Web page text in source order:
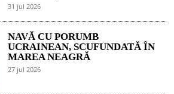
31 jul 2026
NAVĂ CU PORUMB
UCRAINEAN, SCUFUNDATĂ ÎN
MAREA NEAGRĂ
27 jul 2026